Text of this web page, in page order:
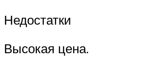
Недостатки
Высокая цена.